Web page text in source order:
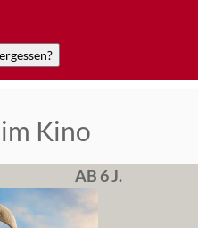
Kino
AB 6 J.